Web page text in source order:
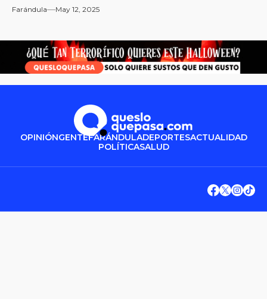
Farándula May 12, 2025
OPINIÓNGENTEFARÁNDULADEPORTESACTUALIDAD
POLÍTICASALUD